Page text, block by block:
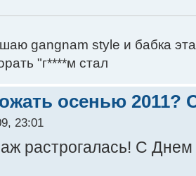
gangnam style и бабка
"г****м стал
осенью 2011?
23:01
аж растрогалась! С